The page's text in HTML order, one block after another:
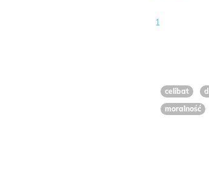
1
celibat
moralność